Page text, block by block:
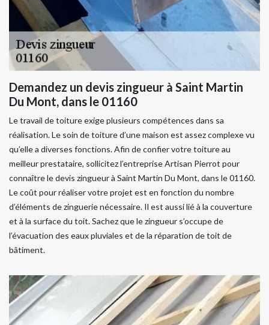
Demandez un devis zingueur à Saint Martin
Du Mont, dans le 01160
Le travail de toiture exige plusieurs compétences dans sa
réalisation. Le soin de toiture d’une maison est assez complexe vu
qu’elle a diverses fonctions. Afin de confier votre toiture au
meilleur prestataire, sollicitez l’entreprise Artisan Pierrot pour
connaître le devis zingueur à Saint Martin Du Mont, dans le 01160.
Le coût pour réaliser votre projet est en fonction du nombre
d’éléments de zinguerie nécessaire. Il est aussi lié à la couverture
et à la surface du toit. Sachez que le zingueur s’occupe de
l’évacuation des eaux pluviales et de la réparation de toit de
bâtiment.